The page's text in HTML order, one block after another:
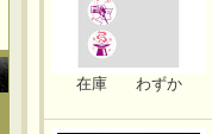
在庫 わずか